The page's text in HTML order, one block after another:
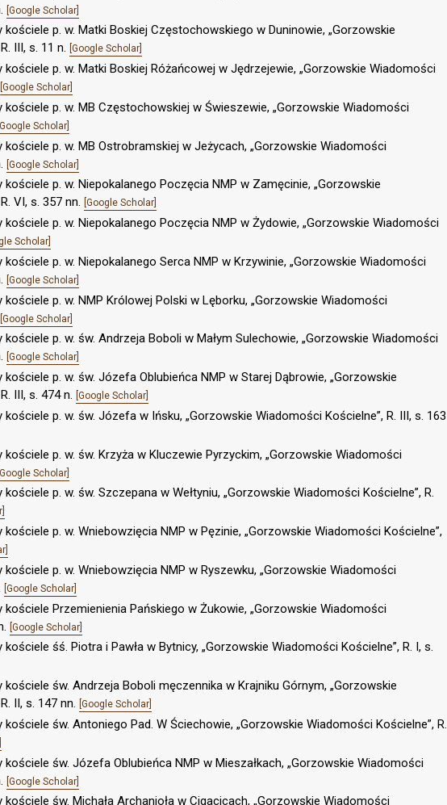
[Google Scholar]
kościele p. w. Matki Boskiej Częstochowskiego w Duninowie, „Gorzowskie
III, s. 11 n. [Google Scholar]
kościele p. w. Matki Boskiej Różańcowej w Jędrzejewie, „Gorzowskie Wiadomości
[Google Scholar]
kościele p. w. MB Częstochowskiej w Świeszewie, „Gorzowskie Wiadomości
[Google Scholar]
kościele p. w. MB Ostrobramskiej w Jeżycach, „Gorzowskie Wiadomości
[Google Scholar]
kościele p. w. Niepokalanego Poczęcia NMP w Zamęcinie, „Gorzowskie
VI, s. 357 nn. [Google Scholar]
kościele p. w. Niepokalanego Poczęcia NMP w Żydowie, „Gorzowskie Wiadomości
Scholar]
p. w. Niepokalanego Serca NMP w Krzywinie, „Gorzowskie Wiadomości
[Google Scholar]
kościele p. w. NMP Królowej Polski w Lęborku, „Gorzowskie Wiadomości
[Google Scholar]
kościele p. w. św. Andrzeja Boboli w Małym Sulechowie, „Gorzowskie Wiadomości
[Google Scholar]
p. w. św. Józefa Oblubieńca NMP w Starej Dąbrowie, „Gorzowskie
III, s. 474 n. [Google Scholar]
p. w. św. Józefa w Ińsku, „Gorzowskie Wiadomości Kościelne”, R. III, s. 163
kościele p. w. św. Krzyża w Kluczewie Pyrzyckim, „Gorzowskie Wiadomości
[Google Scholar]
p. w. św. Szczepana w Wełtyniu, „Gorzowskie Wiadomości Kościelne”, R.
p. w. Wniebowzięcia NMP w Pęzinie, „Gorzowskie Wiadomości Kościelne”,
kościele p. w. Wniebowzięcia NMP w Ryszewku, „Gorzowskie Wiadomości
[Google Scholar]
kościele Przemienienia Pańskiego w Żukowie, „Gorzowskie Wiadomości
[Google Scholar]
śś. Piotra i Pawła w Bytnicy, „Gorzowskie Wiadomości Kościelne”, R. I, s.
kościele św. Andrzeja Boboli męczennika w Krajniku Górnym, „Gorzowskie
II, s. 147 nn. [Google Scholar]
św. Antoniego Pad. W Ściechowie, „Gorzowskie Wiadomości Kościelne”, R.
kościele św. Józefa Oblubieńca NMP w Mieszałkach, „Gorzowskie Wiadomości
[Google Scholar]
kościele św. Michała Archanioła w Cigacicach, „Gorzowskie Wiadomości